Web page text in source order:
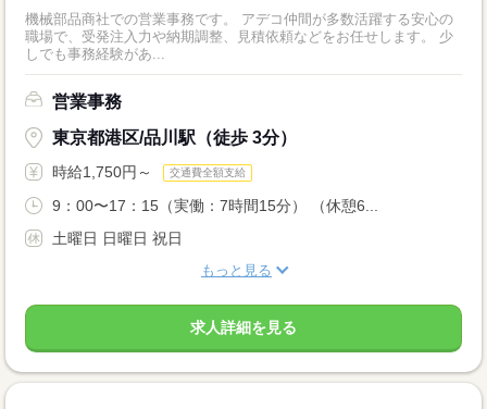
機械部品商社での営業事務です。 アデコ仲間が多数活躍する安心の
職場で、受発注入力や納期調整、見積依頼などをお任せします。 少
しでも事務経験があ...
営業事務
東京都港区/品川駅（徒歩 3分）
時給1,750円～ 交通費全額支給
9：00〜17：15（実働：7時間15分） （休憩6...
土曜日 日曜日 祝日
もっと見る
求人詳細を見る